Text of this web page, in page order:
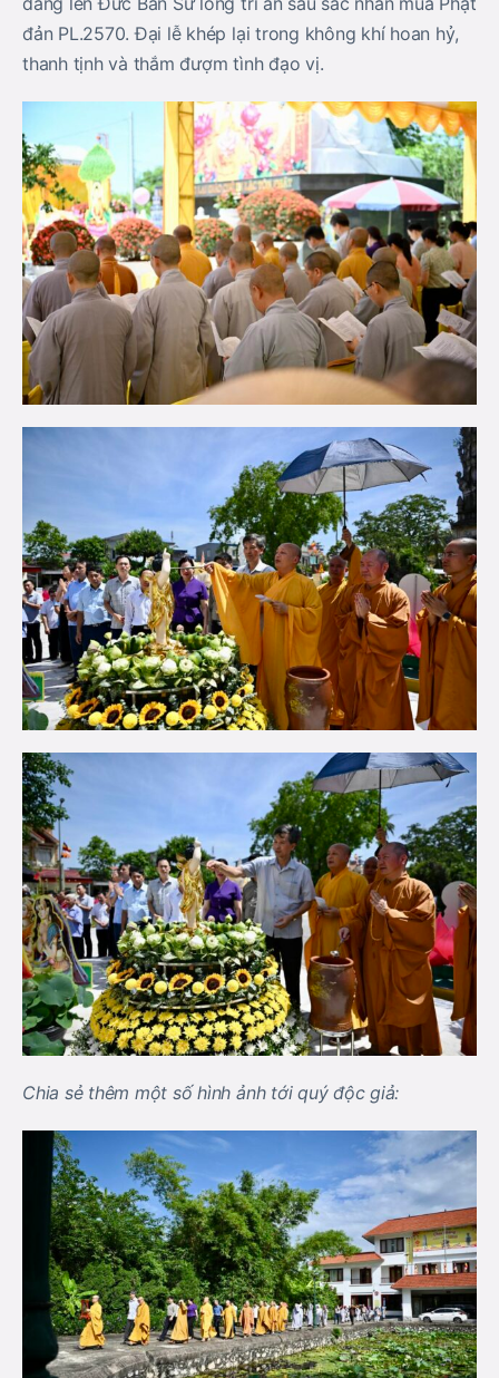
đản PL.2570. Đại lễ khép lại trong không khí hoan hỷ,
thanh tịnh và thắm đượm tình đạo vị.
Chia sẻ thêm một số hình ảnh tới quý độc giả: